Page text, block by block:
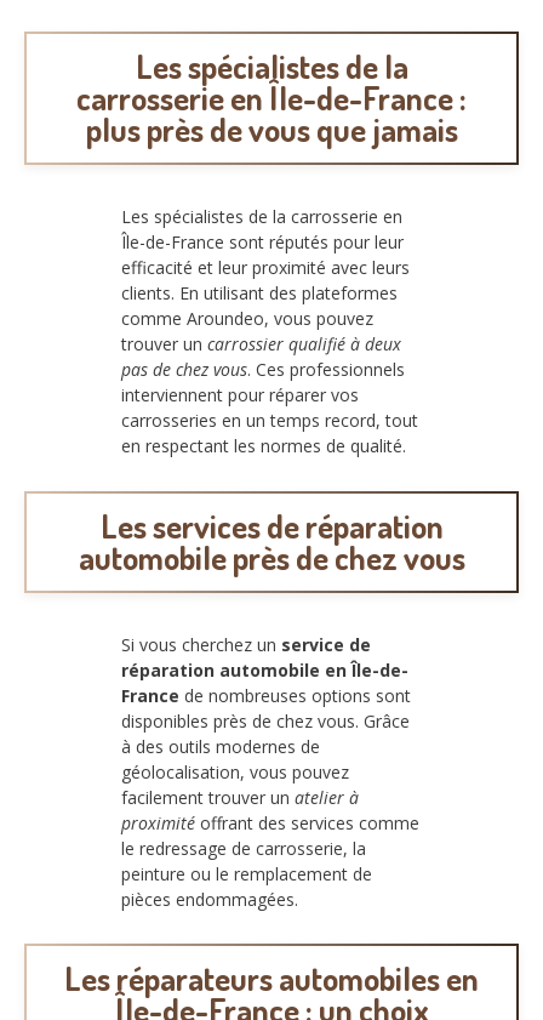
Les spécialistes de la
carrosserie en Île-de-France :
plus près de vous que jamais
Les spécialistes de la carrosserie en
Île-de-France sont réputés pour leur
efficacité et leur proximité avec leurs
clients. En utilisant des plateformes
comme Aroundeo, vous pouvez
trouver un carrossier qualifié à deux
pas de chez vous. Ces professionnels
interviennent pour réparer vos
carrosseries en un temps record, tout
en respectant les normes de qualité.
Les services de réparation
automobile près de chez vous
Si vous cherchez un service de
réparation automobile en Île-de-
France de nombreuses options sont
disponibles près de chez vous. Grâce
à des outils modernes de
géolocalisation, vous pouvez
facilement trouver un atelier à
proximité offrant des services comme
le redressage de carrosserie, la
peinture ou le remplacement de
pièces endommagées.
Les réparateurs automobiles en
Île-de-France : un choix